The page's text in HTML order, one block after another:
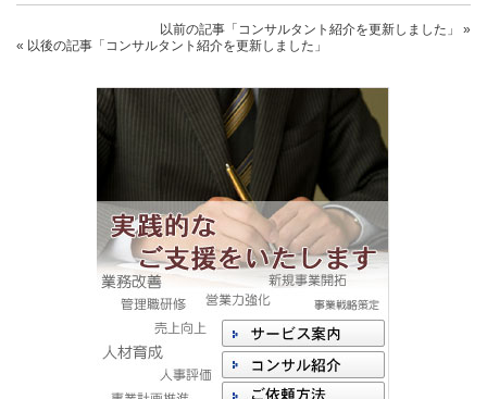
以前の記事 「コンサルタント紹介を更新しました」
»
« 以後の記事 「コンサルタント紹介を更新しました」